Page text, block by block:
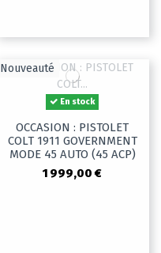
Nouveauté
En stock
OCCASION : PISTOLET
COLT 1911 GOVERNMENT
MODE 45 AUTO (45 ACP)
1 999,00 €